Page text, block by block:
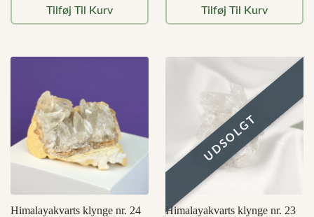
Tilføj Til Kurv Tilføj Til Kurv
Himalayakvarts klynge nr. 24
Himalayakvarts klynge nr. 23